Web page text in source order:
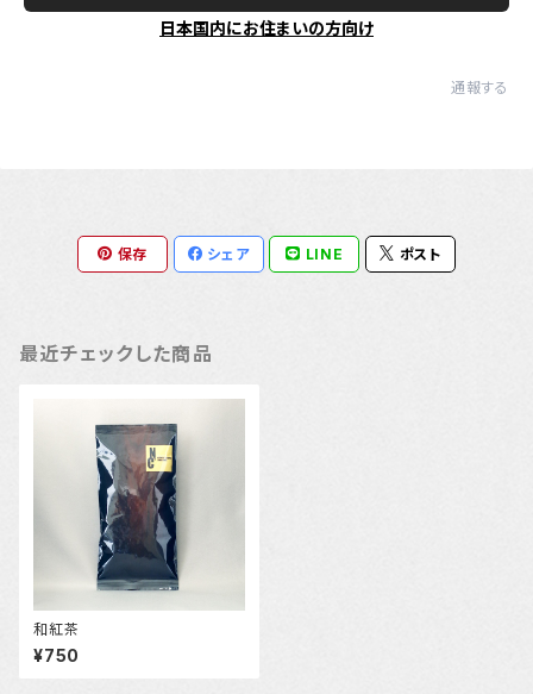
日本国内にお住まいの方向け
通報する
保存 シェア LINE ポスト
最近チェックした商品
和紅茶
¥750